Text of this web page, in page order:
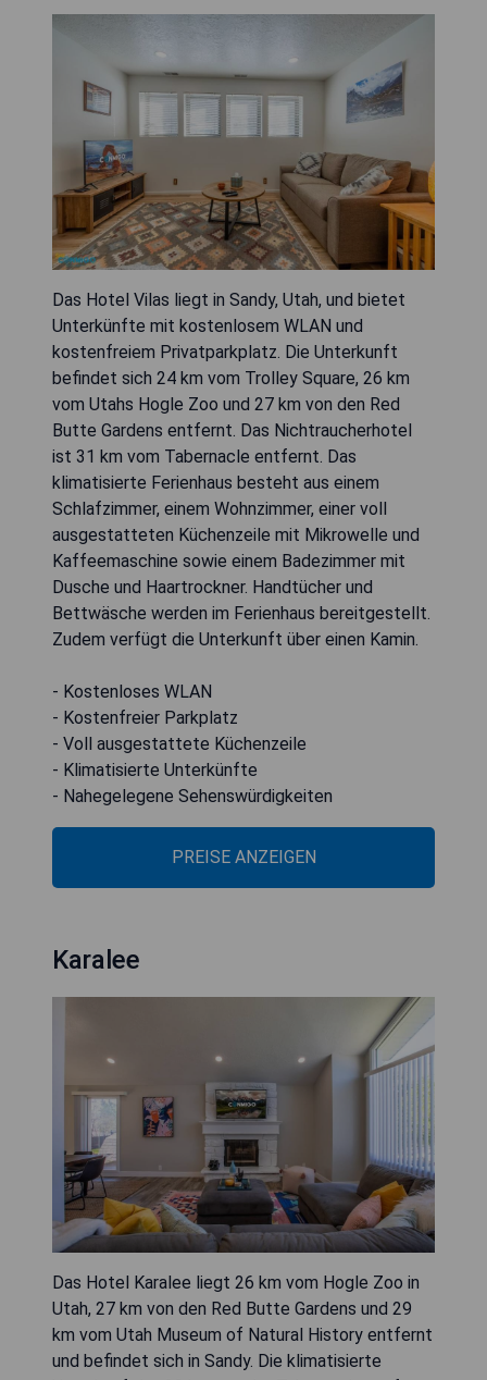
Das Hotel Vilas liegt in Sandy, Utah, und bietet
Unterkünfte mit kostenlosem WLAN und
kostenfreiem Privatparkplatz. Die Unterkunft
befindet sich 24 km vom Trolley Square, 26 km
vom Utahs Hogle Zoo und 27 km von den Red
Butte Gardens entfernt. Das Nichtraucherhotel
ist 31 km vom Tabernacle entfernt. Das
klimatisierte Ferienhaus besteht aus einem
Schlafzimmer, einem Wohnzimmer, einer voll
ausgestatteten Küchenzeile mit Mikrowelle und
Kaffeemaschine sowie einem Badezimmer mit
Dusche und Haartrockner. Handtücher und
Bettwäsche werden im Ferienhaus bereitgestellt.
Zudem verfügt die Unterkunft über einen Kamin.
- Kostenloses WLAN
- Kostenfreier Parkplatz
- Voll ausgestattete Küchenzeile
- Klimatisierte Unterkünfte
- Nahegelegene Sehenswürdigkeiten
PREISE ANZEIGEN
Karalee
Das Hotel Karalee liegt 26 km vom Hogle Zoo in
Utah, 27 km von den Red Butte Gardens und 29
km vom Utah Museum of Natural History entfernt
und befindet sich in Sandy. Die klimatisierte